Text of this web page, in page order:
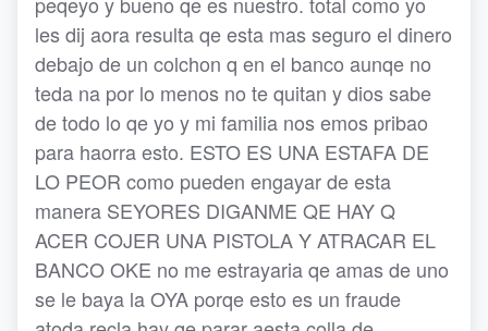
les dij aora resulta qe esta mas seguro el dinero
debajo de un colchon q en el banco aunqe no
teda na por lo menos no te quitan y dios sabe
de todo lo qe yo y mi familia nos emos pribao
para haorra esto. ESTO ES UNA ESTAFA DE
LO PEOR como pueden engayar de esta
manera SEYORES DIGANME QE HAY Q
ACER COJER UNA PISTOLA Y ATRACAR EL
BANCO OKE no me estrayaria qe amas de uno
se le baya la OYA porqe esto es un fraude